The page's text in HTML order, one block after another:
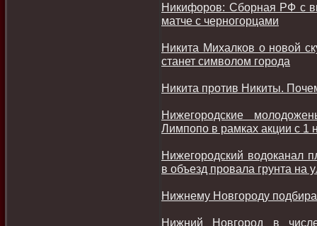
Никифоров: Сборная РФ с
матче с черногорцами
Никита Михалков о новой
станет символом города
Никита против Никиты.
Нижегородские
Лимпопо в рамках акции с 1
Нижегородский водоканал
в объезд провала грунта
Нижнему Новгороду
Нижний Новгород в